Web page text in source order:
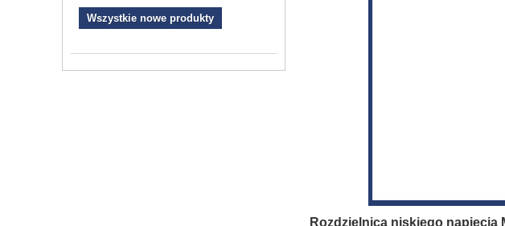
Wszystkie nowe produkty
Rozdzielnica niskiego napięcia